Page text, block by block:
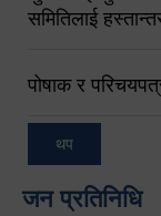
समितिलाई
पोषाक र
थप
जन प्रतिनिधि